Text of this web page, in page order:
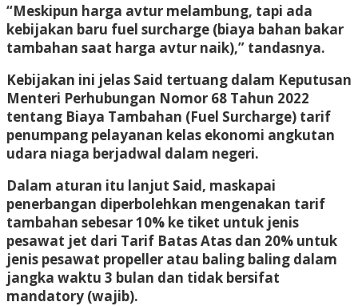
“Meskipun harga avtur melambung, tapi ada
kebijakan baru fuel surcharge (biaya bahan bakar
tambahan saat harga avtur naik),” tandasnya.
Kebijakan ini jelas Said tertuang dalam Keputusan
Menteri Perhubungan Nomor 68 Tahun 2022
tentang Biaya Tambahan (Fuel Surcharge) tarif
penumpang pelayanan kelas ekonomi angkutan
udara niaga berjadwal dalam negeri.
Dalam aturan itu lanjut Said, maskapai
penerbangan diperbolehkan mengenakan tarif
tambahan sebesar 10% ke tiket untuk jenis
pesawat jet dari Tarif Batas Atas dan 20% untuk
jenis pesawat propeller atau baling baling dalam
jangka waktu 3 bulan dan tidak bersifat
mandatory (wajib).